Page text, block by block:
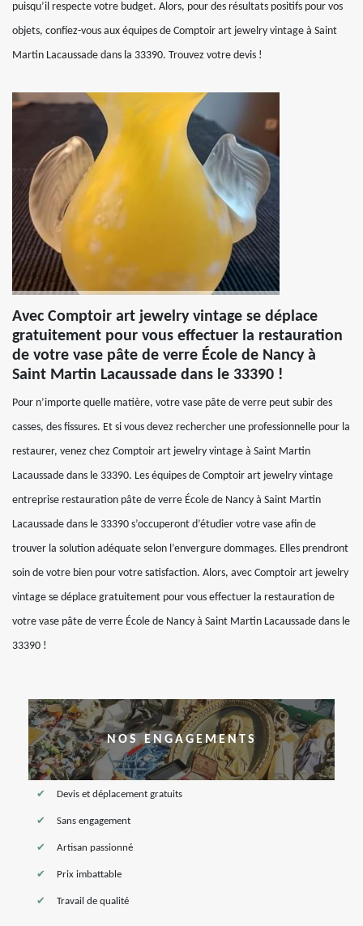
puisqu’il respecte votre budget. Alors, pour des résultats positifs pour vos
objets, confiez-vous aux équipes de Comptoir art jewelry vintage à Saint
Martin Lacaussade dans la 33390. Trouvez votre devis !
Avec Comptoir art jewelry vintage se déplace
gratuitement pour vous effectuer la restauration
de votre vase pâte de verre École de Nancy à
Saint Martin Lacaussade dans le 33390 !
Pour n’importe quelle matière, votre vase pâte de verre peut subir des
casses, des fissures. Et si vous devez rechercher une professionnelle pour la
restaurer, venez chez Comptoir art jewelry vintage à Saint Martin
Lacaussade dans le 33390. Les équipes de Comptoir art jewelry vintage
entreprise restauration pâte de verre École de Nancy à Saint Martin
Lacaussade dans le 33390 s’occuperont d’étudier votre vase afin de
trouver la solution adéquate selon l’envergure dommages. Elles prendront
soin de votre bien pour votre satisfaction. Alors, avec Comptoir art jewelry
vintage se déplace gratuitement pour vous effectuer la restauration de
votre vase pâte de verre École de Nancy à Saint Martin Lacaussade dans le
33390 !
NOS ENGAGEMENTS
Devis et déplacement gratuits
Sans engagement
Artisan passionné
Prix imbattable
Travail de qualité